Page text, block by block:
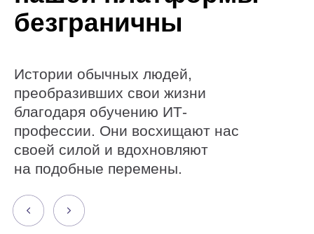
Как стать тестировщиком,
лежа на больничной
койке
Как от